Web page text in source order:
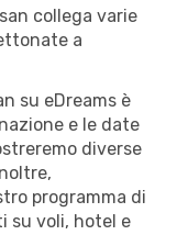
collega varie
a
su eDreams è
e le date
diverse
programma di
su voli, hotel e